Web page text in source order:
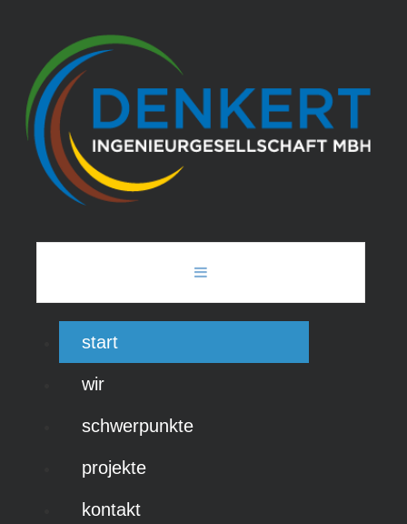
start
wir
schwerpunkte
projekte
kontakt